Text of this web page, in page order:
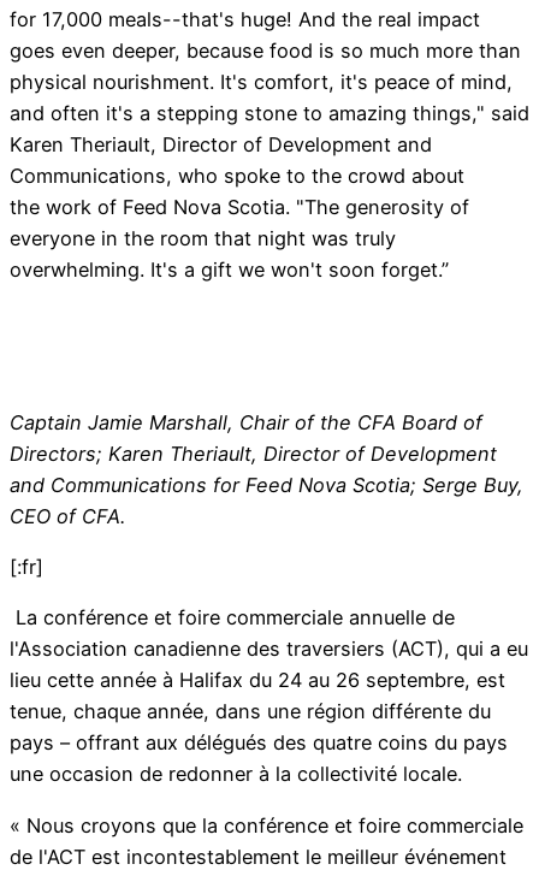
for 17,000 meals--that's huge! And the real impact
goes even deeper, because food is so much more than
physical nourishment. It's comfort, it's peace of mind,
and often it's a stepping stone to amazing things," said
Karen Theriault, Director of Development and
Communications, who spoke to the crowd about
the work of Feed Nova Scotia. "The generosity of
everyone in the room that night was truly
overwhelming. It's a gift we won't soon forget.”
Captain Jamie Marshall, Chair of the CFA Board of
Directors; Karen Theriault, Director of Development
and Communications for Feed Nova Scotia; Serge Buy,
CEO of CFA.
[:fr]
La conférence et foire commerciale annuelle de
l'Association canadienne des traversiers (ACT), qui a eu
lieu cette année à Halifax du 24 au 26 septembre, est
tenue, chaque année, dans une région différente du
pays – offrant aux délégués des quatre coins du pays
une occasion de redonner à la collectivité locale.
« Nous croyons que la conférence et foire commerciale
de l'ACT est incontestablement le meilleur événement